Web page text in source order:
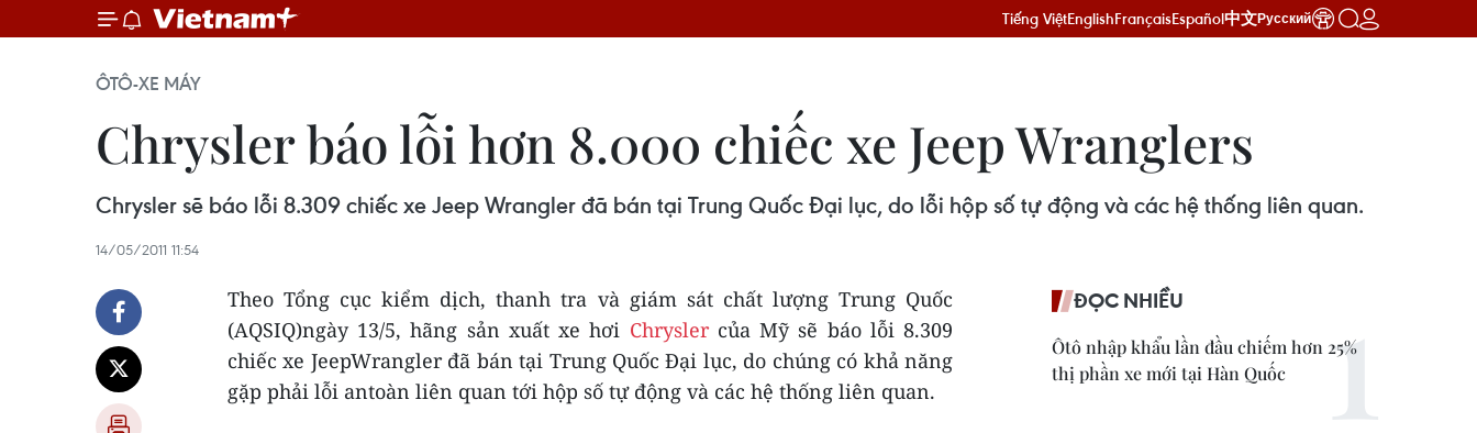
Tiếng ViệtEnglishFrançaisEspañol中文Русский
ÔTÔ-XE MÁY
Chrysler báo lỗi hơn 8.000 chiếc xe Jeep Wranglers
Chrysler sẽ báo lỗi 8.309 chiếc xe Jeep Wrangler đã bán tại Trung Quốc Đại lục, do lỗi hộp số tự động và các hệ thống liên quan.
14/05/2011 11:54
Theo Tổng cục kiểm dịch, thanh tra và giám sát chất lượng Trung Quốc
(AQSIQ)ngày 13/5, hãng sản xuất xe hơi Chryslercủa Mỹ sẽ báo lỗi 8.309
chiếc xe JeepWrangler đã bán tại Trung Quốc Đại lục, do chúng có khả năng
gặp phải lỗi antoàn liên quan tới hộp số tự động và các hệ thống liên quan.
ĐỌC NHIỀU
Ôtô nhập khẩu lần đầu chiếm hơn 25%
thị phần xe mới tại Hàn Quốc